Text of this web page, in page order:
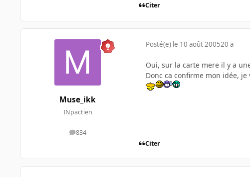
Citer
Muse_ikk
INpactien
834
messages
Posté(e) le 10 août 200520 a
Oui, sur la carte mere il y a
Donc ca confirme mon idée, je
Citer